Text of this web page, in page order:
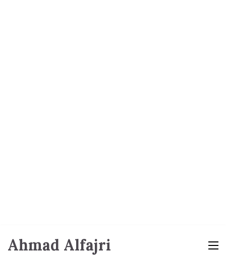
Ahmad Alfajri